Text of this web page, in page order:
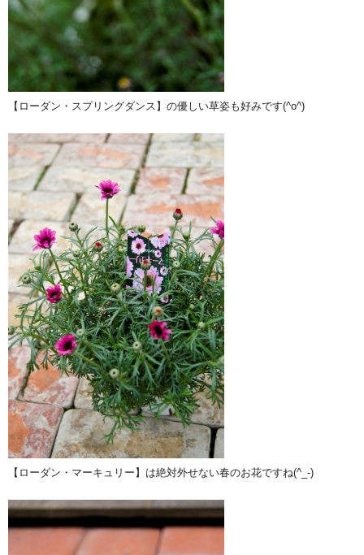
【ローダン・スプリングダンス】の優しい草姿も好みです(^o^)
【ローダン・マーキュリー】は絶対外せない春のお花ですね(^_-)